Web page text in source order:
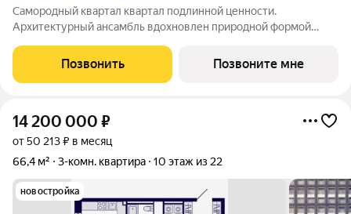
Самородный квартал квартал подлинной ценности.
Архитектурный ансамбль вдохновлен природной формой
геометрией фасадов. Внутренний двор и места общего
пользования также содержат стилистические
Позвонить Позвоните мне
14 200 000 ₽
от 50 213 ₽ в месяц
66,4 м²
3-комн. квартира 10 этаж из 22
новостройка